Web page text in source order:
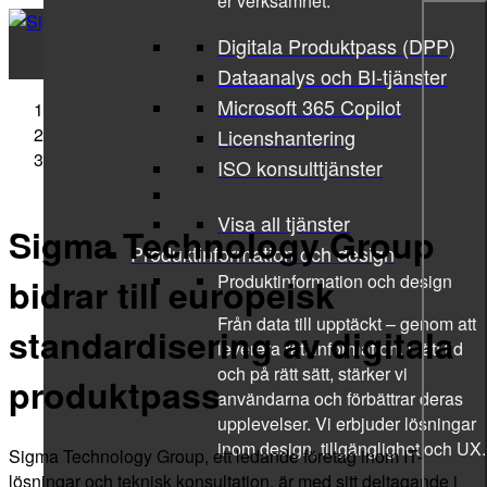
Digitala Produktpass (DPP)
Dataanalys och BI-tjänster
Microsoft 365 Copilot
Licenshantering
ISO konsulttjänster
Visa all tjänster
Produktinformation och design
Produktinformation och design
Från data till upptäckt – genom att
leverera rätt information, i rätt tid
och på rätt sätt, stärker vi
användarna och förbättrar deras
upplevelser. Vi erbjuder lösningar
inom design, tillgänglighet och UX.
Sigma Technology
Sigma Technology Group bidrar till europeisk
standardisering av digitala produktpass
Sigma Technology Group
bidrar till europeisk
standardisering av digitala
produktpass
Sigma Technology Group, ett ledande företag inom IT-
lösningar och teknisk konsultation, är med sitt deltagande i